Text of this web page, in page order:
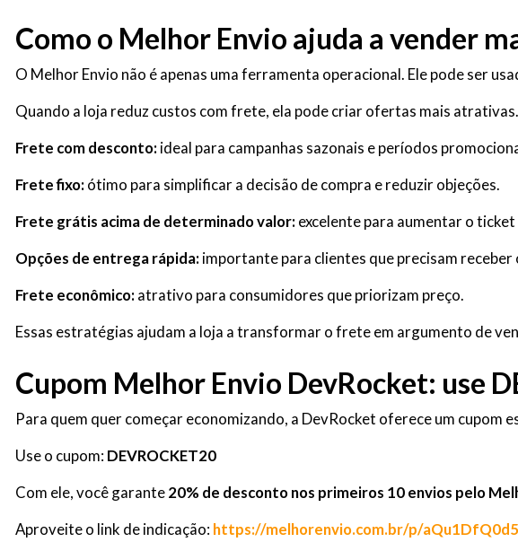
Como o Melhor Envio ajuda a vender
O Melhor Envio não é apenas uma ferramenta operacional. Ele pode ser
Quando a loja reduz custos com frete, ela pode criar ofertas mais
Frete com desconto:ideal para campanhas sazonais e períodos
Frete fixo:ótimo para simplificar a decisão de compra e reduzir objeções.
Frete grátis acima de determinado valor:excelente para aumentar o
Opções de entrega rápida:importante para clientes que precisam
Frete econômico:atrativo para consumidores que priorizam preço.
Essas estratégias ajudam a loja a transformar o frete em argumento de
Cupom Melhor Envio DevRocket: use
Para quem quer começar economizando, a DevRocket oferece um cupom
Use o cupom: DEVROCKET20
Com ele, você garante20% de desconto nos primeiros 10 envios pelo
Aproveite o link de indicação: https://melhorenvio.com.br/p/aQu1DfQ0d5